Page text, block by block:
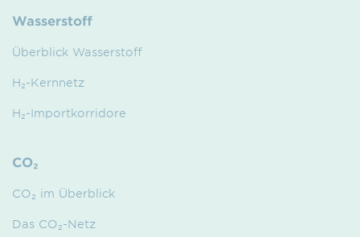
Wasserstoff
Überblick Wasserstoff
H₂-Kernnetz
H₂-Importkorridore
CO₂
CO₂ im Überblick
Das CO₂-Netz